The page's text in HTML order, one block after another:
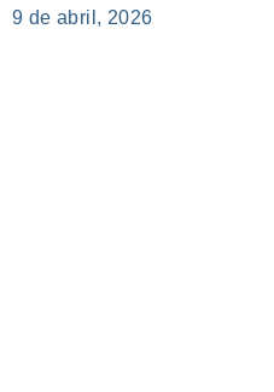
9 de abril, 2026